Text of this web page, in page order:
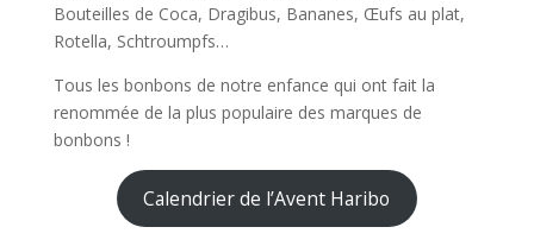
Bouteilles de Coca, Dragibus, Bananes, Œufs au plat,
Rotella, Schtroumpfs…
Tous les bonbons de notre enfance qui ont fait la
renommée de la plus populaire des marques de
bonbons !
Calendrier de l’Avent Haribo